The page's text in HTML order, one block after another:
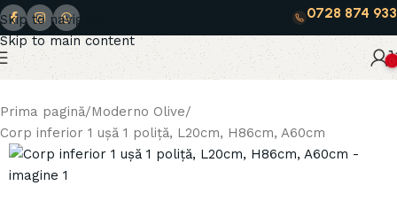
Skip to navigation
Skip to main content
0728 874 933
Prima pagină Moderno Olive
Corp inferior 1 ușă 1 poliță, L20cm, H86cm, A60cm